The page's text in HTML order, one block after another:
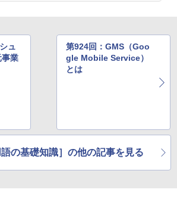
ュ
事業
第924回：GMS（Goo
gle Mobile Service）
とは
語の基礎知識］の他の記事を見る